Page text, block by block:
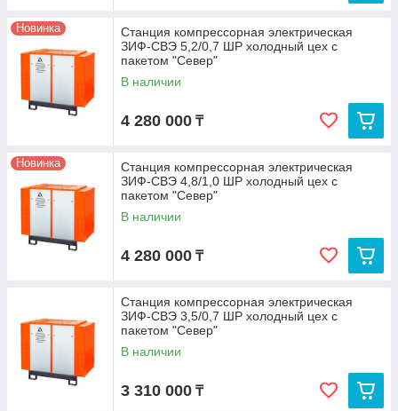
Новинка
Станция компрессорная электрическая
ЗИФ-СВЭ 5,2/0,7 ШР холодный цех с
пакетом "Север"
В наличии
4 280 000 ₸
Новинка
Станция компрессорная электрическая
ЗИФ-СВЭ 4,8/1,0 ШР холодный цех с
пакетом "Север"
В наличии
4 280 000 ₸
Станция компрессорная электрическая
ЗИФ-СВЭ 3,5/0,7 ШР холодный цех с
пакетом "Север"
В наличии
3 310 000 ₸